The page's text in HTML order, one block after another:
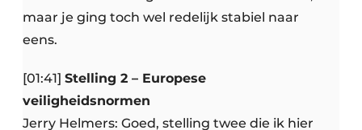
maar je ging toch wel redelijk stabiel naar
eens.
[01:41] Stelling 2 – Europese
veiligheidsnormen
Jerry Helmers: Goed, stelling twee die ik hier